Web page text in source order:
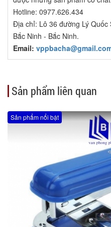
Hotline: 0977.626.434
Địa chỉ: Lô 36 đường Lý
Bắc Ninh - Bắc Ninh.
Email:
Sản phẩm liên quan
Sản phẩm nổi bật